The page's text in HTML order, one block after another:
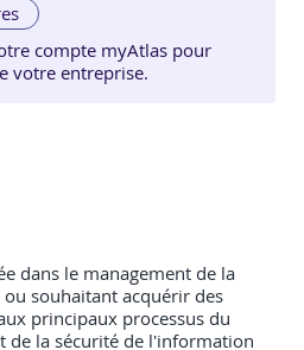
compte myAtlas pour
votre entreprise.
dans le management de la
souhaitant acquérir des
principaux processus du
de la sécurité de l'information